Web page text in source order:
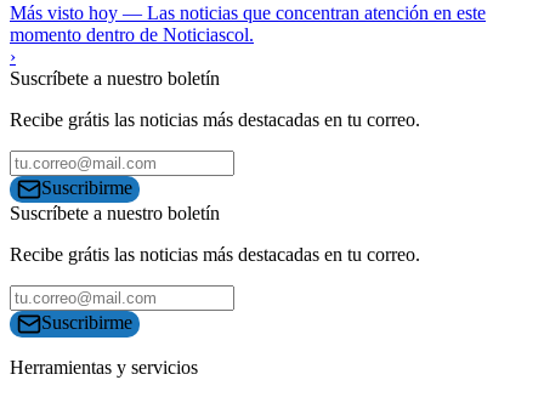
Más visto hoy — Las noticias que concentran atención en este
momento dentro de Noticiascol.
›
Suscríbete a nuestro boletín
Recibe grátis las noticias más destacadas en tu correo.
Suscribirme
Suscríbete a nuestro boletín
Recibe grátis las noticias más destacadas en tu correo.
Suscribirme
Herramientas y servicios